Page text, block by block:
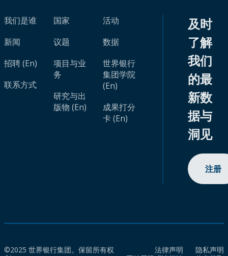
我们是谁
新闻
招聘 (En)
联系方式
国家
议题
项目与业
务
研究与出
版物 (En)
活动
数据
世界银行
集团学院
(En)
成果打分
卡 (En)
及时
了解
我们
的最
新数
据与
洞见
注册
©2025 世界银行集团。保留所有权
法律声明
隐私声明